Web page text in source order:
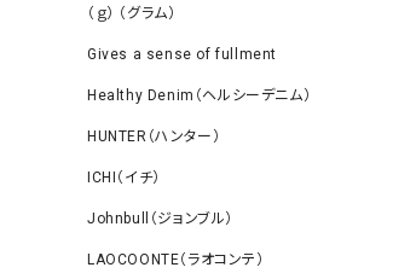
（ｇ） （グラム）
Gives a sense of fullment
Healthy Denim（ヘルシーデニム）
HUNTER（ハンター）
ICHI（イチ）
Johnbull（ジョンブル）
LAOCOONTE（ラオコンテ）